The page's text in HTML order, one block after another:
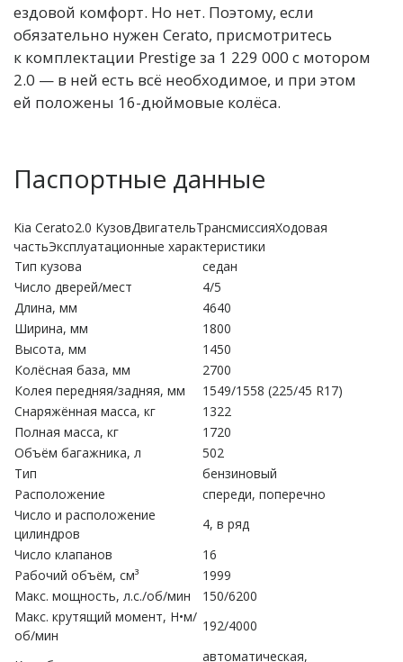
ездовой комфорт. Но нет. Поэтому, если
обязательно нужен Cerato, присмотритесь
к комплектации Prestige за 1 229 000 с мотором
2.0 — в ней есть всё необходимое, и при этом
ей положены 16-дюймовые колёса.
Паспортные данные
Kia Cerato2.0 КузовДвигательТрансмиссияХодовая
частьЭксплуатационные характеристики
Тип кузова
седан
Число дверей/мест
4/5
Длина, мм
4640
Ширина, мм
1800
Высота, мм
1450
Колёсная база, мм
2700
Колея передняя/задняя, мм
1549/1558 (225/45 R17)
Снаряжённая масса, кг
1322
Полная масса, кг
1720
Объём багажника, л
502
Тип
бензиновый
Расположение
спереди, поперечно
Число и расположение
цилиндров
4, в ряд
Число клапанов
16
Рабочий объём, см³
1999
Макс. мощность, л.с./об/мин
150/6200
Макс. крутящий момент, Н•м/
об/мин
192/4000
автоматическая,